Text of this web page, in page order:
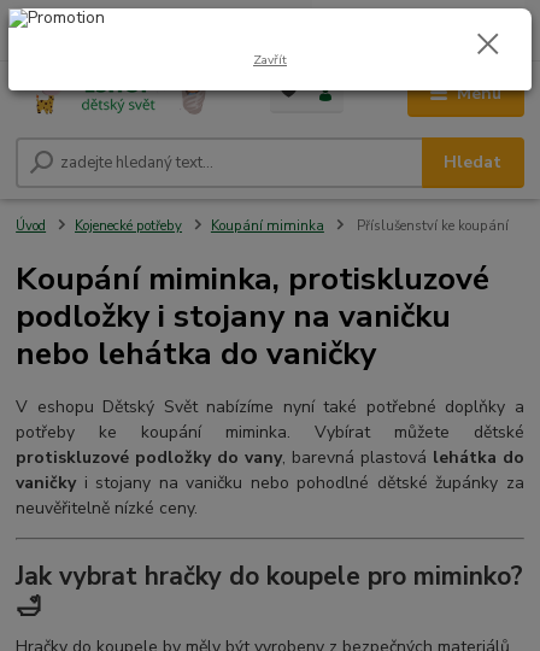
Menu
Hledat
+420 604 278 943 0,00 Kč
Úvod Kojenecké potřeby Koupání miminka Příslušenství ke koupání
Koupání miminka, protiskluzové
podložky i stojany na vaničku
nebo lehátka do vaničky
V eshopu Dětský Svět nabízíme nyní také potřebné doplňky a
potřeby ke koupání miminka. Vybírat můžete dětské
protiskluzové podložky do vany, barevná plastová lehátka do
vaničkyi stojany na vaničku nebo pohodlné dětské župánky za
neuvěřitelně nízké ceny.
Jak vybrat hračky do koupele pro miminko?
🛁
Zavřít